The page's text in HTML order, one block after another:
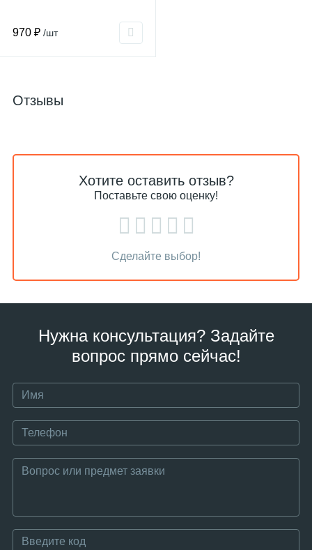
970 ₽ /шт
Отзывы
Хотите оставить отзыв?
Поставьте свою оценку!
Сделайте выбор!
Нужна консультация? Задайте
вопрос прямо сейчас!